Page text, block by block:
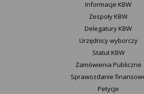
Informacje KBW
Zespoły KBW
Delegatury ​KBW
Urzędnicy wyborczy
Statut K​BW
Zamówienia Publiczne
Sprawozdanie
Petycje